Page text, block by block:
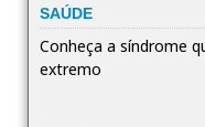
SAÚDE
Conheça a síndrome
extremo